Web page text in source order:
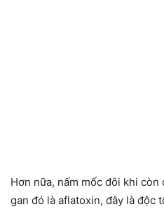
Hơn nữa, nấm mốc đôi khi
gan đó là aflatoxin, đây là độc